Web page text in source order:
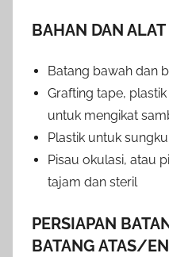
BAHAN DAN ALAT
Batang bawah dan
Grafting tape,
untuk mengikat
Plastik untuk
Pisau okulasi, atau
tajam dan steril
PERSIAPAN
BATANG ATAS/